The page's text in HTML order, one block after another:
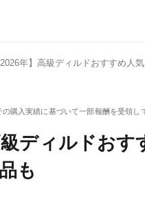
2026年】高級ディルドおすすめ人
級ディルドお
も